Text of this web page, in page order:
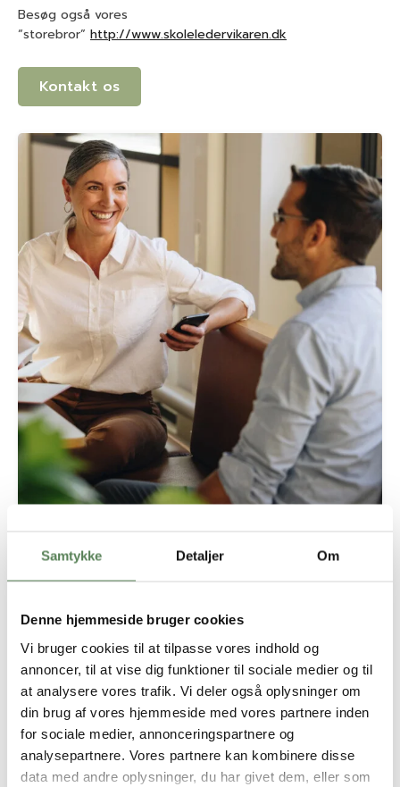
Samtykke Detaljer Om
Denne hjemmeside bruger cookies
Vi bruger cookies til at tilpasse vores indhold og
annoncer, til at vise dig funktioner til sociale medier og til
at analysere vores trafik. Vi deler også oplysninger om
din brug af vores hjemmeside med vores partnere inden
for sociale medier, annonceringspartnere og
analysepartnere. Vores partnere kan kombinere disse
data med andre oplysninger, du har givet dem, eller som
Besøg også vores
“storebror” http://www.skoleledervikaren.dk
Kontakt os
Vi dækker alle skoler -
administration på et højt niveau
Uanset hvilken type skole du leder, har vi den rette
sekretær, forretningsfører eller bogholder til jer. Vores
vikarer har erfaring fra en bred vifte af skoleformer, og de
forstår de unikke udfordringer og muligheder, der er
forbundet med hver enkelt type. Her er nogle af de
skoletyper, vi servicerer:
Privatskoler:Vi forstår de særlige krav og